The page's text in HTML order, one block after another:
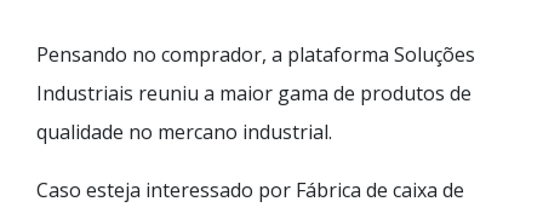
Pensando no comprador, a plataforma Soluções
Industriais reuniu a maior gama de produtos de
qualidade no mercano industrial.
Caso esteja interessado por Fábrica de caixa de